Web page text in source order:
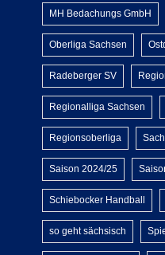
MH Bedachungs GmbH
Oberliga Sachsen
Radeberger SV
Regionalliga Sachsen
Regionsoberliga
Saison 2024/25
Schiebocker Handball
so geht sächsisch